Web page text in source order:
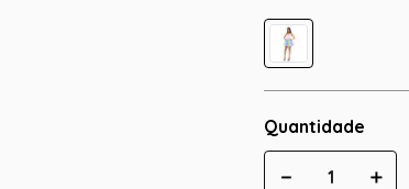
Quantidade
＋
－